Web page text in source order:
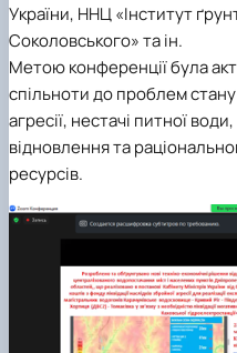
України, ННЦ «Інститут
Соколовського» та ін.
Метою конференції була
спільноти до проблем стану
агресії, нестачі питної
відновлення та
ресурсів.